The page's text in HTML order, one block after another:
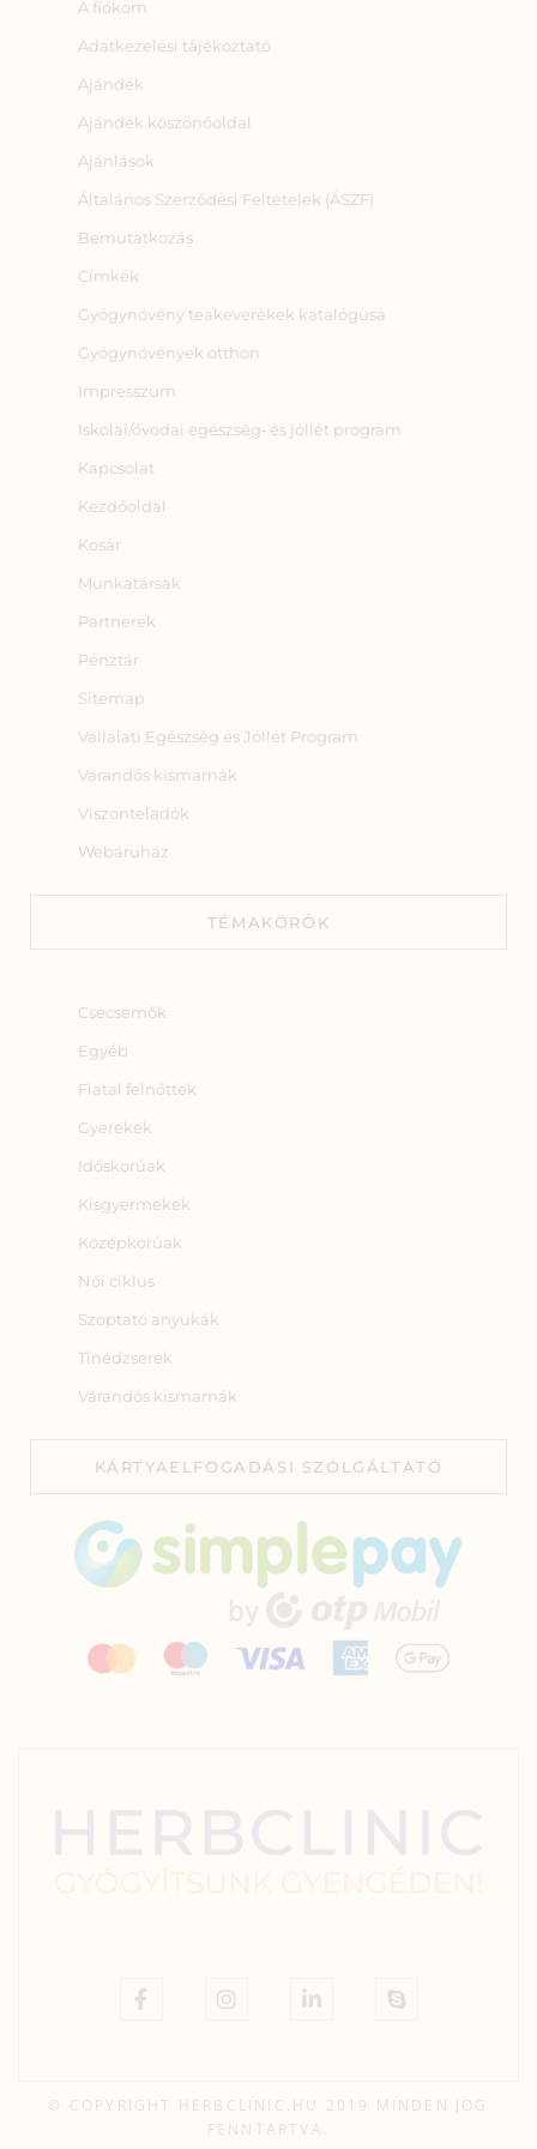
A fiókom
Adatkezelési tájékoztató
Ajándék
Ajándék köszönőoldal
Ajánlások
Általános Szerződési Feltételek (ÁSZF)
Bemutatkozás
Címkék
Gyógynövény teakeverékek katalógusa
Gyógynövények otthon
Impresszum
Iskolai/óvodai egészség‑ és jóllét program
Kapcsolat
Kezdőoldal
Kosár
Munkatársak
Partnerek
Pénztár
Sitemap
Vállalati Egészség és Jóllét Program
Várandós kismamák
Viszonteladók
Webáruház
TÉMAKÖRÖK
Csecsemők
Egyéb
Fiatal felnőttek
Gyerekek
Időskorúak
Kisgyermekek
Középkorúak
Női ciklus
Szoptató anyukák
Tinédzserek
Várandós kismamák
KÁRTYAELFOGADÁSI SZOLGÁLTATÓ
© COPYRIGHT HERBCLINIC.HU 2019 MINDEN JOG
FENNTARTVA.